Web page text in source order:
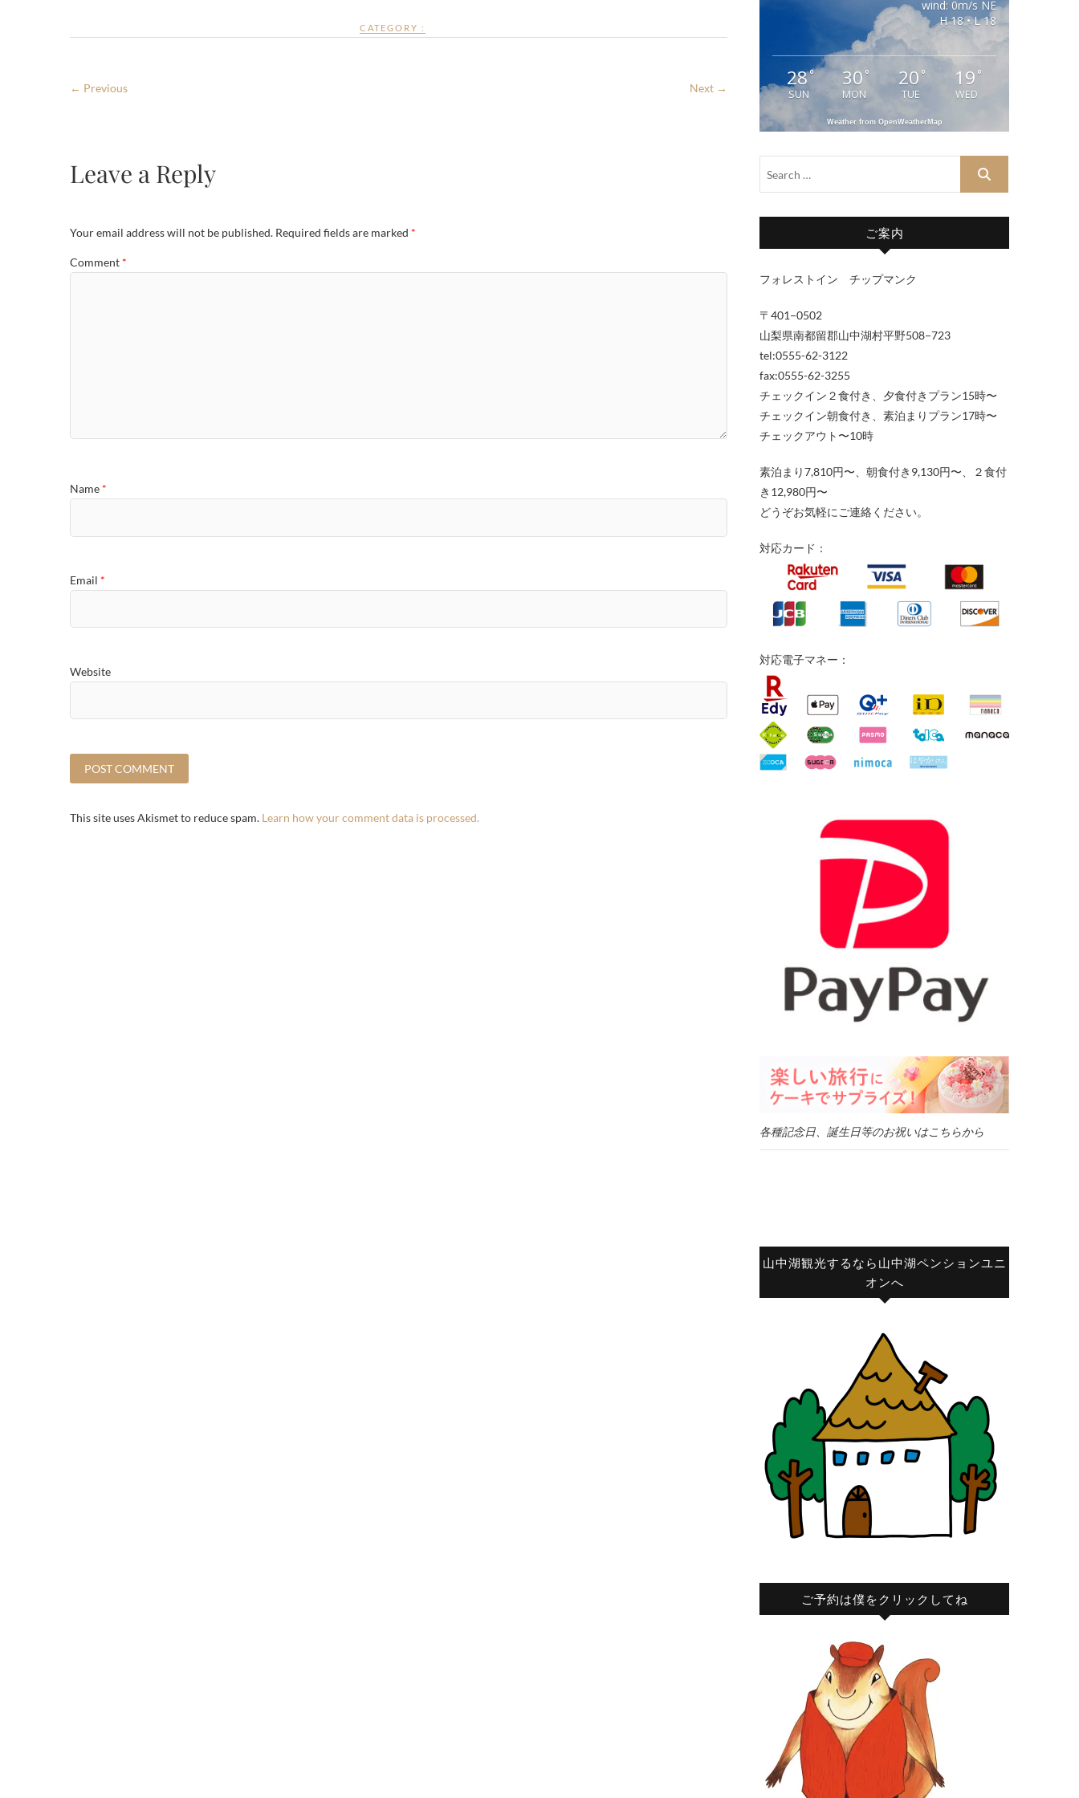
CATEGORY :
← Previous Next →
Leave a Reply
Your email address will not be published. Required fields are marked *
Comment *
Name *
Email *
Website
This site uses Akismet to reduce spam. Learn how your comment data is processed.
wind: 0m/s NE
H 18 • L 18
28°
SUN
30 °
MON
20°
TUE
19 °
WED
Weather from OpenWeatherMap
ご案内
フォレストイン チップマンク
〒401−0502
山梨県南都留郡山中湖村平野508−723
tel:0555-62-3122
fax:0555-62-3255
チェックイン２食付き、夕食付きプラン15時〜
チェックイン朝食付き、素泊まりプラン17時〜
チェックアウト〜10時
素泊まり7,810円〜、朝食付き9,130円〜、２食付
き12,980円〜
どうぞお気軽にご連絡ください。
対応カード：
対応電子マネー：
各種記念日、誕生日等のお祝いはこちらから
山中湖観光するなら山中湖ペンションユニ
オンへ
ご予約は僕をクリックしてね